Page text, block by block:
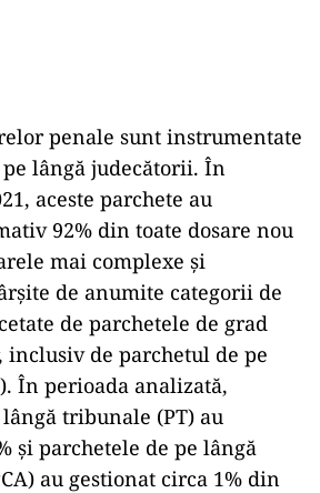
penale sunt instrumentate
lângă judecătorii. În
aceste parchete au
92% din toate dosare nou
mai complexe și
de anumite categorii de
de parchetele de grad
de parchetul de pe
În perioada analizată,
tribunale (PT) au
și parchetele de pe lângă
au gestionat circa 1% din